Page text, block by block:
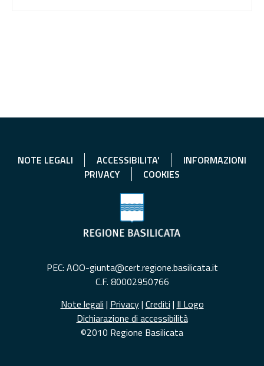
NOTE LEGALI ACCESSIBILITA'
INFORMAZIONI
PRIVACY
COOKIES
PEC: AOO-giunta@cert.regione.basilicata.it
C.F. 80002950766
Note legali | Privacy| Crediti | Il Logo
Dichiarazione di accessibilità
©2010 Regione Basilicata